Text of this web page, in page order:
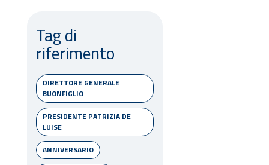
Tag di
riferimento
DIRETTORE GENERALE
BUONFIGLIO
PRESIDENTE PATRIZIA DE
LUISE
ANNIVERSARIO